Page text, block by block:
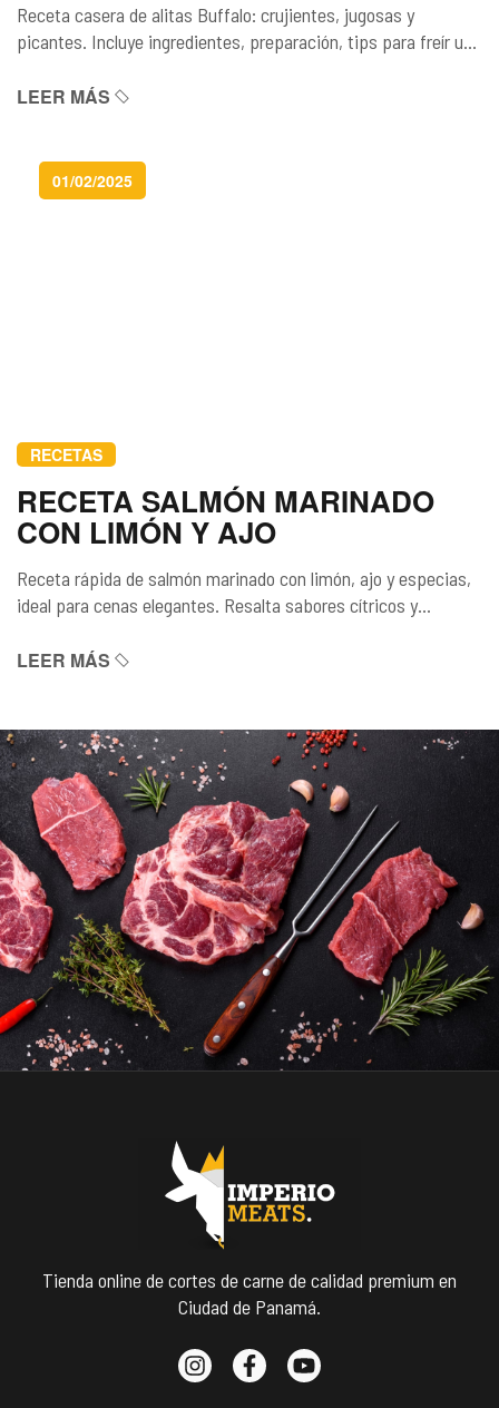
Receta casera de alitas Buffalo: crujientes, jugosas y
picantes. Incluye ingredientes, preparación, tips para freír u
compartir en reuniones o ver partidos…
LEER MÁS
01/02/2025
RECETAS
RECETA SALMÓN MARINADO
CON LIMÓN Y AJO
Receta rápida de salmón marinado con limón, ajo y especias,
ideal para cenas elegantes. Resalta sabores cítricos y
un plato perfecto…
LEER MÁS
Tienda online de cortes de carne de calidad premium en
Ciudad de Panamá.